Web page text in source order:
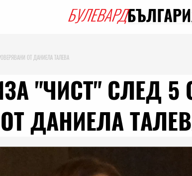
ОТ ДАНИЕЛА ТАЛЕВА
"ЧИСТ" СЛЕД 5
ДАНИЕЛА